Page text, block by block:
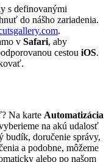
s definovanými
do nášho zariadenia.
.
v Safari, aby
cestou iOS.
Na karte Automatizácia
na akú udalosť
budík, doručenie správy,
a podobne, môžeme
alebo po našom